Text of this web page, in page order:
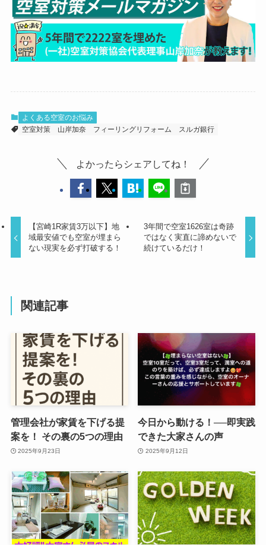
よくある空室のお悩み
空室対策
山岸加奈 フィーリングリフォーム スルガ銀行
よかったらシェアしてね！
【宮崎1R家賃3万以下】地
域最安値でも空室が埋まら
ない現実を必ず打破する！
3年間で空室1626室は奇跡
ではなく実直に諦めないで
続けているだけ！
関連記事
管理会社が家賃を下げる提
案を！ その裏の5つの理由
2025年9月23日
今日から動ける！──即実践
できた大家さんの声
2025年9月12日